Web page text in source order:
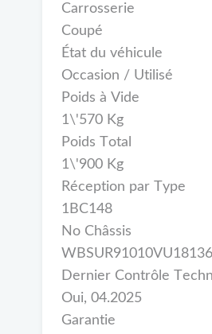
Carrosserie
Coupé
État du véhicule
Occasion / Utilisé
Poids à Vide
1\'570 Kg
Poids Total
1\'900 Kg
Réception par Type
1BC148
No Châssis
WBSUR91010VU18136
Dernier Contrôle
Oui, 04.2025
Garantie